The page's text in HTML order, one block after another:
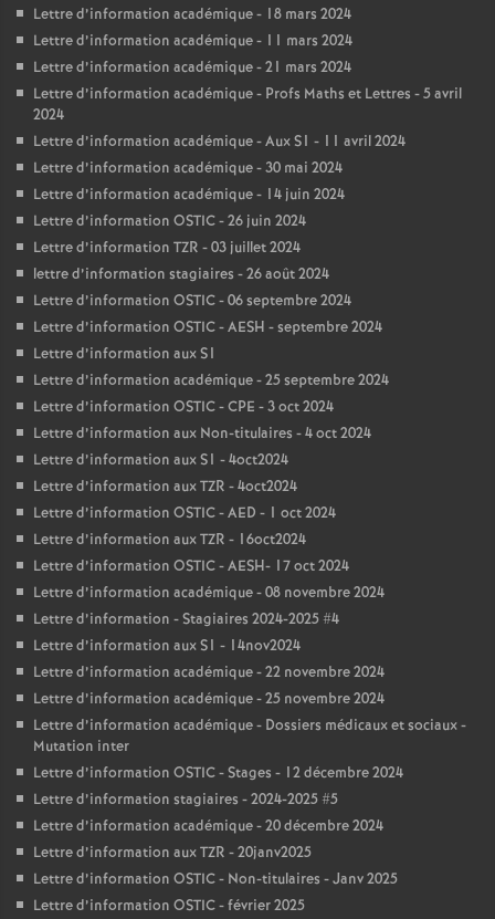
Lettre d’information académique - 18 mars 2024
Lettre d’information académique - 11 mars 2024
Lettre d’information académique - 21 mars 2024
Lettre d’information académique - Profs Maths et Lettres - 5 avril
2024
Lettre d’information académique - Aux S1 - 11 avril 2024
Lettre d’information académique - 30 mai 2024
Lettre d’information académique - 14 juin 2024
Lettre d’information OSTIC - 26 juin 2024
Lettre d’information TZR - 03 juillet 2024
lettre d’information stagiaires - 26 août 2024
Lettre d’information OSTIC - 06 septembre 2024
Lettre d’information OSTIC - AESH - septembre 2024
Lettre d’information aux S1
Lettre d’information académique - 25 septembre 2024
Lettre d’information OSTIC - CPE - 3 oct 2024
Lettre d’information aux Non-titulaires - 4 oct 2024
Lettre d’information aux S1 - 4oct2024
Lettre d’information aux TZR - 4oct2024
Lettre d’information OSTIC - AED - 1 oct 2024
Lettre d’information aux TZR - 16oct2024
Lettre d’information OSTIC - AESH- 17 oct 2024
Lettre d’information académique - 08 novembre 2024
Lettre d’information - Stagiaires 2024-2025 #4
Lettre d’information aux S1 - 14nov2024
Lettre d’information académique - 22 novembre 2024
Lettre d’information académique - 25 novembre 2024
Lettre d’information académique - Dossiers médicaux et sociaux -
Mutation inter
Lettre d’information OSTIC - Stages - 12 décembre 2024
Lettre d’information stagiaires - 2024-2025 #5
Lettre d’information académique - 20 décembre 2024
Lettre d’information aux TZR - 20janv2025
Lettre d’information OSTIC - Non-titulaires - Janv 2025
Lettre d’information OSTIC - février 2025